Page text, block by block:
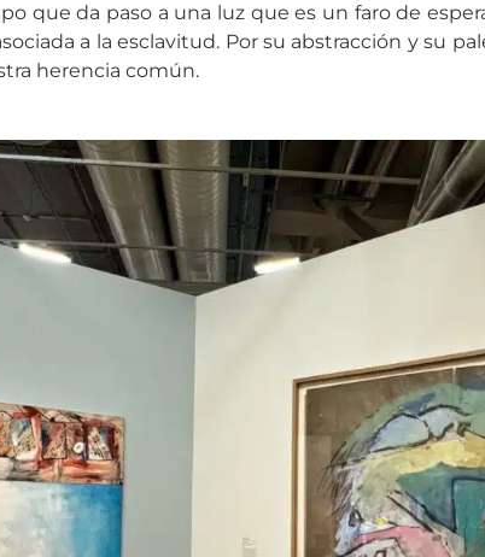
que da paso a una luz que es un faro de
a la esclavitud. Por su abstracción y su
herencia común.